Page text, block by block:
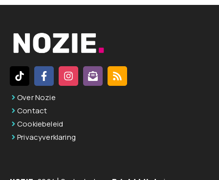
e
n
a
i
v
e
:
Over Nozie
Contact
Cookiebeleid
Privacyverklaring